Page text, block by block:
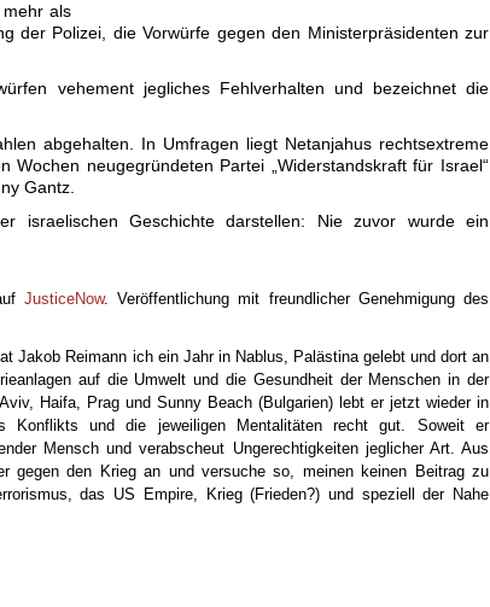
mehr als
der Polizei, die Vorwürfe gegen den Ministerpräsidenten zur
vehement jegliches Fehlverhalten und bezeichnet die
abgehalten. In Umfragen liegt Netanjahus rechtsextreme
Wochen neugegründeten Partei „Widerstandskraft für Israel“
Gantz.
israelischen Geschichte darstellen: Nie zuvor wurde ein
JusticeNow. Veröffentlichung mit freundlicher Genehmigung des
Jakob Reimann ich ein Jahr in Nablus, Palästina gelebt und dort an
auf die Umwelt und die Gesundheit der Menschen in der
Haifa, Prag und Sunny Beach (Bulgarien) lebt er jetzt wieder in
Konflikts und die jeweiligen Mentalitäten recht gut. Soweit er
Mensch und verabscheut Ungerechtigkeiten jeglicher Art. Aus
gegen den Krieg an und versuche so, meinen keinen Beitrag zu
das US Empire, Krieg (Frieden?) und speziell der Nahe